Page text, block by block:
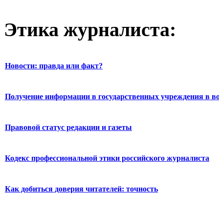
Этика журналиста:
Новости: правда или факт?
Получение информации в государственных учреждения в
Правовой статус редакции и газеты
Кодекс профессиональной этики российского журналиста
Как добиться доверия читателей: точность